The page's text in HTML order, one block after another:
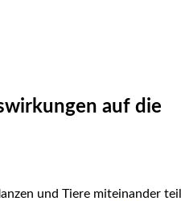
auf die
und Tiere miteinander